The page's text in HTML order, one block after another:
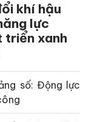
khí hậu
lực
triển xanh
số: Động lực